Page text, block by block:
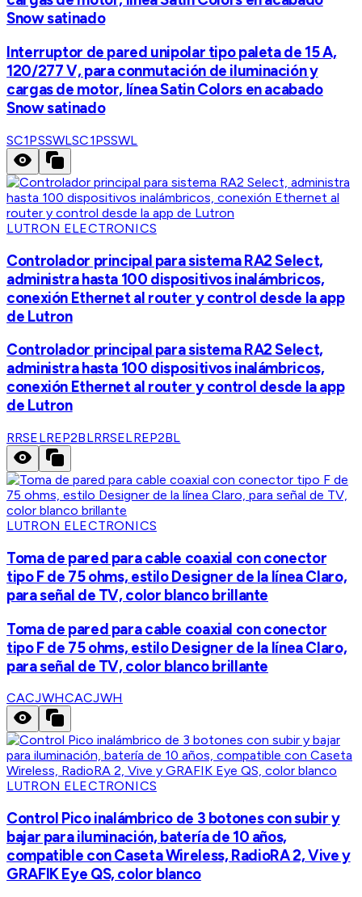
Snow satinado
Interruptor de pared unipolar tipo paleta de 15 A,
120/277 V, para conmutación de iluminación y
cargas de motor, línea Satin Colors en acabado
Snow satinado
SC1PSSWLSC1PSSWL
LUTRON ELECTRONICS
Controlador principal para sistema RA2 Select,
administra hasta 100 dispositivos inalámbricos,
conexión Ethernet al router y control desde la app
de Lutron
Controlador principal para sistema RA2 Select,
administra hasta 100 dispositivos inalámbricos,
conexión Ethernet al router y control desde la app
de Lutron
RRSELREP2BLRRSELREP2BL
LUTRON ELECTRONICS
Toma de pared para cable coaxial con conector
tipo F de 75 ohms, estilo Designer de la línea Claro,
para señal de TV, color blanco brillante
Toma de pared para cable coaxial con conector
tipo F de 75 ohms, estilo Designer de la línea Claro,
para señal de TV, color blanco brillante
CACJWHCACJWH
LUTRON ELECTRONICS
Control Pico inalámbrico de 3 botones con subir y
bajar para iluminación, batería de 10 años,
compatible con Caseta Wireless, RadioRA 2, Vive y
GRAFIK Eye QS, color blanco